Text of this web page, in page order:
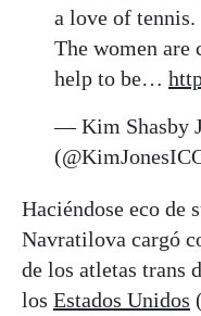
a love of tennis.
The women are
help to be…
— Kim Shasby
Haciéndose eco de
Navratilova cargó
de los atletas trans
los Estados Unidos